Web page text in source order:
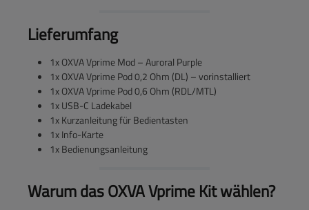
Lieferumfang
1x OXVA Vprime Mod – Auroral Purple
1x OXVA Vprime Pod 0,2 Ohm (DL) – vorinstalliert
1x OXVA Vprime Pod 0,6 Ohm (RDL/MTL)
1x USB-C Ladekabel
1x Kurzanleitung für Bedientasten
1x Info-Karte
1x Bedienungsanleitung
Warum das OXVA Vprime Kit wählen?